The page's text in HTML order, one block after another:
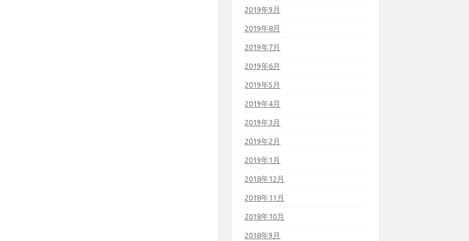
2019年9月
2019年8月
2019年7月
2019年6月
2019年5月
2019年4月
2019年3月
2019年2月
2019年1月
2018年12月
2018年11月
2018年10月
2018年9月